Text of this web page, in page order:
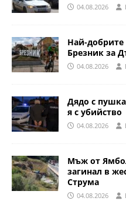
04.08.2026
Най-добрите
Брезник за
04.08.2026
Дядо с
я с убийство
04.08.2026
Мъж от
загинал в
Струма
04.08.2026